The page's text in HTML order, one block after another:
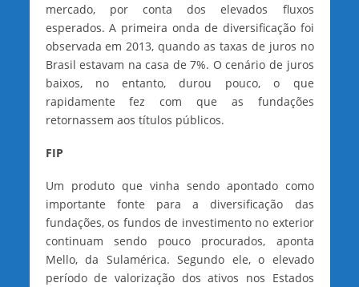
mercado, por conta dos elevados fluxos
esperados. A primeira onda de diversificação foi
observada em 2013, quando as taxas de juros no
Brasil estavam na casa de 7%. O cenário de juros
baixos, no entanto, durou pouco, o que
rapidamente fez com que as fundações
retornassem aos títulos públicos.
FIP
Um produto que vinha sendo apontado como
importante fonte para a diversificação das
fundações, os fundos de investimento no exterior
continuam sendo pouco procurados, aponta
Mello, da Sulamérica. Segundo ele, o elevado
período de valorização dos ativos nos Estados